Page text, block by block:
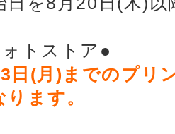
トストア●
日(月)までのプリ
ます。